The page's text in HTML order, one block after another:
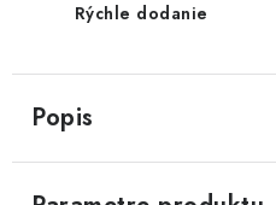
Rýchle dodanie
Popis